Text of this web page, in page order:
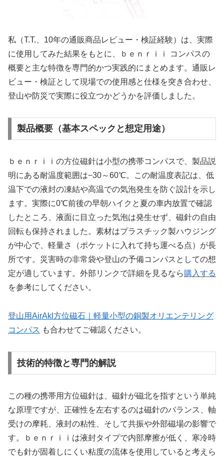
私（T.T.、10年の通販商品レビュー・検証経験）は、実際
に使用してみた結果をもとに、ｂｅｎｒｉｉ コンパスの
概要と主な特徴を専門的かつ実践的にまとめます。通販レ
ビュー・検証として現場での使用感と仕様を突き合わせ、
登山や防災で実際に役立つかどうかを評価しました。
製品概要（基本スペックと想定用途）
ｂｅｎｒｉｉの方位磁針は小型の携帯コンパスで、製品説
明にある耐温度範囲は−30～60℃。この耐温度表記は、低
温下での液封の凍結や高温での気泡発生を防ぐ設計を示し
ます。実際に0℃前後の早朝ハイクと夏の車内放置で確認
したところ、液面に目立った気泡は発生せず、磁針の自由
回転も保持されました。素材はプラスチック製ハウジング
が中心で、軽量さ（ポケットに入れて持ち運べる点）が長
所です。災害時の非常袋や登山の予備コンパスとしての想
定が適しています。外部リンクで詳細を見るなら購入する
を参考にしてください。
登山用AirAkl方位磁石｜軽量小型の銅製オリエンテリング
コンパス も合わせてご確認ください。
技術的特徴と専門的解説
この種の携帯用方位磁針は、磁針が磁北を指すという単純
な原理ですが、正確性を左右するのは磁針のバランス、軸
受けの摩耗、液封の粘性、そして共振や外部磁場の影響で
す。ｂｅｎｒｉｉは液封タイプで内部摩擦が低く、寒冷時
でも針が固着しにくい粘度の流体を使用していると考えら